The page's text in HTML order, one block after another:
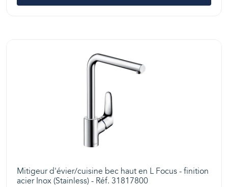
Mitigeur d'évier/cuisine bec haut en L Focus - finition
acier Inox (Stainless) - Réf. 31817800